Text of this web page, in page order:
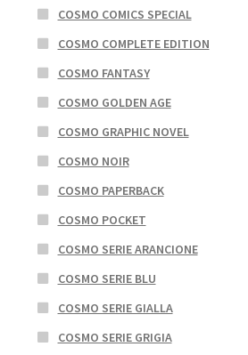
COSMO COMICS SPECIAL
COSMO COMPLETE EDITION
COSMO FANTASY
COSMO GOLDEN AGE
COSMO GRAPHIC NOVEL
COSMO NOIR
COSMO PAPERBACK
COSMO POCKET
COSMO SERIE ARANCIONE
COSMO SERIE BLU
COSMO SERIE GIALLA
COSMO SERIE GRIGIA